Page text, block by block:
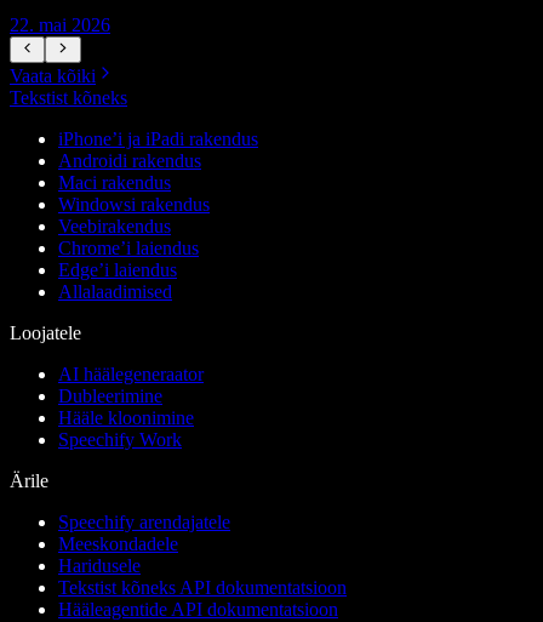
22. mai 2026
Vaata kõiki
Tekstist kõneks
iPhone’i ja iPadi rakendus
Androidi rakendus
Maci rakendus
Windowsi rakendus
Veebirakendus
Chrome’i laiendus
Edge’i laiendus
Allalaadimised
Loojatele
AI häälegeneraator
Dubleerimine
Hääle kloonimine
Speechify Work
Ärile
Speechify arendajatele
Meeskondadele
Haridusele
Tekstist kõneks API dokumentatsioon
Hääleagentide API dokumentatsioon